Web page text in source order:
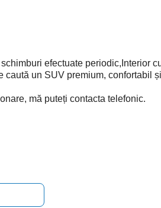
efectuate periodic,Interior
caută un SUV premium, confortabil
mă puteți contacta telefonic.